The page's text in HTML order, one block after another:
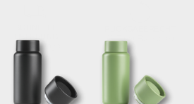
2-5 Werktage